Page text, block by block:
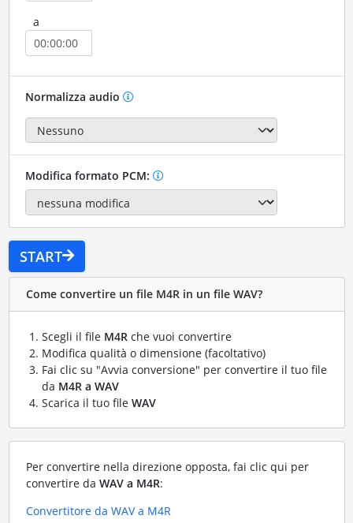
a
Normalizza audio
Modifica formato PCM:
START
Come convertire un file M4R in un file WAV?
Scegli il file M4Rche vuoi convertire
Modifica qualità o dimensione (facoltativo)
Fai clic su "Avvia conversione" per convertire il tuo file
da M4R a WAV
Scarica il tuo file WAV
Per convertire nella direzione opposta, fai clic qui per
convertire da WAV a M4R:
Convertitore da WAV a M4R